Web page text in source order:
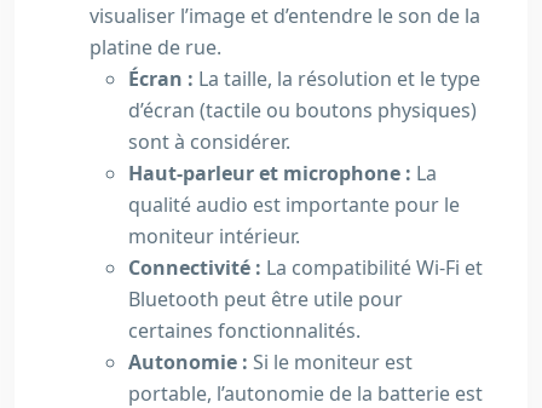
visualiser l’image et d’entendre le son de la
platine de rue.
Écran : La taille, la résolution et le type
d’écran (tactile ou boutons physiques)
sont à considérer.
Haut-parleur et microphone : La
qualité audio est importante pour le
moniteur intérieur.
Connectivité : La compatibilité Wi-Fi et
Bluetooth peut être utile pour
certaines fonctionnalités.
Autonomie : Si le moniteur est
portable, l’autonomie de la batterie est